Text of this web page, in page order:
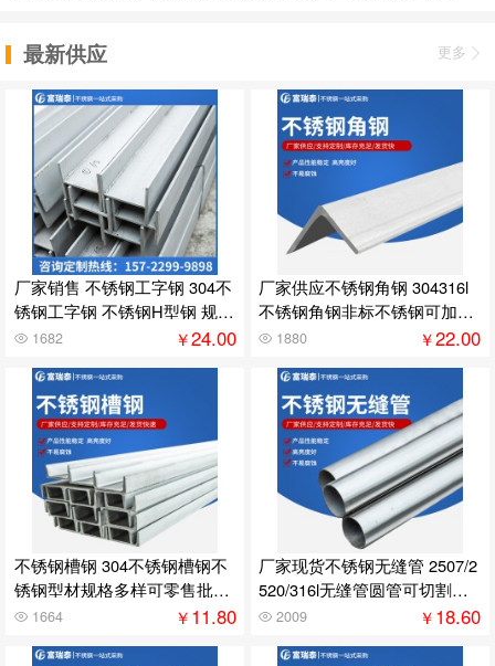
最新供应 更多
厂家销售 不锈钢工字钢 304不
锈钢工字钢 不锈钢H型钢 规格
多样1682 ￥24.00
厂家供应不锈钢角钢 304316l
不锈钢角钢非标不锈钢可加工
批发1880 ￥22.00
不锈钢槽钢 304不锈钢槽钢不
锈钢型材规格多样可零售批发
欢迎电询
1664 ￥11.80
厂家现货不锈钢无缝管 2507/2
520/316l无缝管圆管可切割加
工批发
2009 ￥18.60